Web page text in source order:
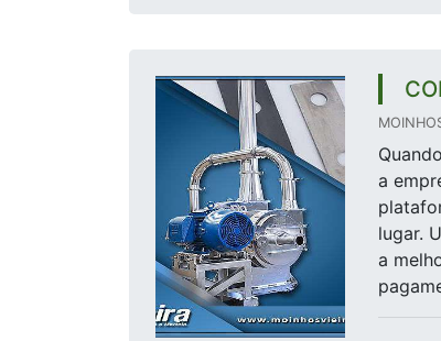
a
lugar.
a